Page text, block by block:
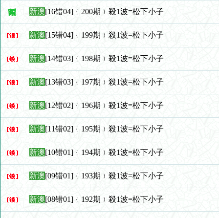
新澳[16错04]﹛200期﹜殺1波=松下小子
新澳[15错04]﹛199期﹜殺1波=松下小子
新澳[14错03]﹛198期﹜殺1波=松下小子
新澳[13错03]﹛197期﹜殺1波=松下小子
新澳[12错02]﹛196期﹜殺1波=松下小子
新澳[11错02]﹛195期﹜殺1波=松下小子
新澳[10错01]﹛194期﹜殺1波=松下小子
新澳[09错01]﹛193期﹜殺1波=松下小子
新澳[08错01]﹛192期﹜殺1波=松下小子